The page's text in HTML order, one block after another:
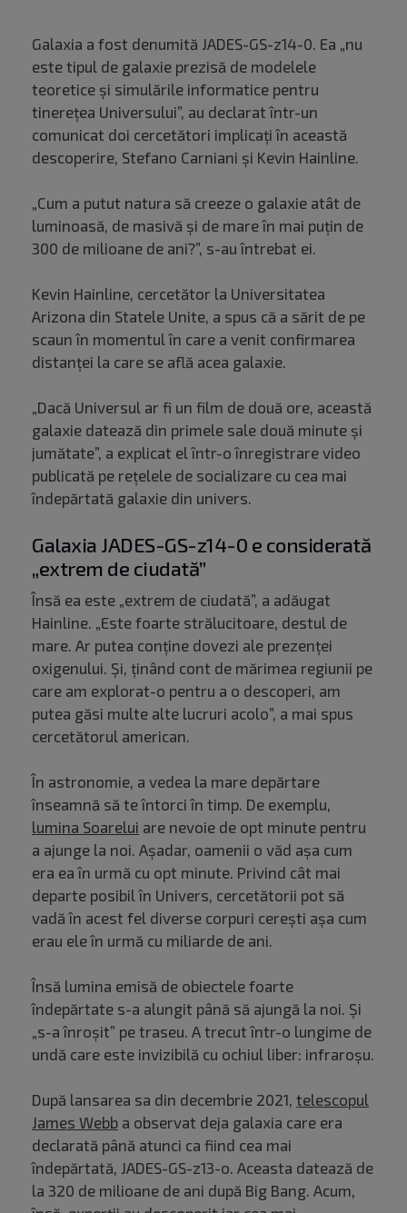
Galaxia a fost denumită JADES-GS-z14-0. Ea „nu
este tipul de galaxie prezisă de modelele
teoretice şi simulările informatice pentru
tinereţea Universului”, au declarat într-un
comunicat doi cercetători implicaţi în această
descoperire, Stefano Carniani şi Kevin Hainline.
„Cum a putut natura să creeze o galaxie atât de
luminoasă, de masivă şi de mare în mai puţin de
300 de milioane de ani?”, s-au întrebat ei.
Kevin Hainline, cercetător la Universitatea
Arizona din Statele Unite, a spus că a sărit de pe
scaun în momentul în care a venit confirmarea
distanţei la care se află acea galaxie.
„Dacă Universul ar fi un film de două ore, această
galaxie datează din primele sale două minute şi
jumătate”, a explicat el într-o înregistrare video
publicată pe reţelele de socializare cu cea mai
îndepărtată galaxie din univers.
Galaxia JADES-GS-z14-0 e considerată
„extrem de ciudată”
Însă ea este „extrem de ciudată”, a adăugat
Hainline. „Este foarte strălucitoare, destul de
mare. Ar putea conţine dovezi ale prezenţei
oxigenului. Și, ţinând cont de mărimea regiunii pe
care am explorat-o pentru a o descoperi, am
putea găsi multe alte lucruri acolo”, a mai spus
cercetătorul american.
În astronomie, a vedea la mare depărtare
înseamnă să te întorci în timp. De exemplu,
lumina Soarelui are nevoie de opt minute pentru
a ajunge la noi. Aşadar, oamenii o văd aşa cum
era ea în urmă cu opt minute. Privind cât mai
departe posibil în Univers, cercetătorii pot să
vadă în acest fel diverse corpuri cereşti aşa cum
erau ele în urmă cu miliarde de ani.
Însă lumina emisă de obiectele foarte
îndepărtate s-a alungit până să ajungă la noi. Și
„s-a înroşit” pe traseu. A trecut într-o lungime de
undă care este invizibilă cu ochiul liber: infraroşu.
După lansarea sa din decembrie 2021, telescopul
James Webb a observat deja galaxia care era
declarată până atunci ca fiind cea mai
îndepărtată, JADES-GS-z13-o. Aceasta datează de
la 320 de milioane de ani după Big Bang. Acum,